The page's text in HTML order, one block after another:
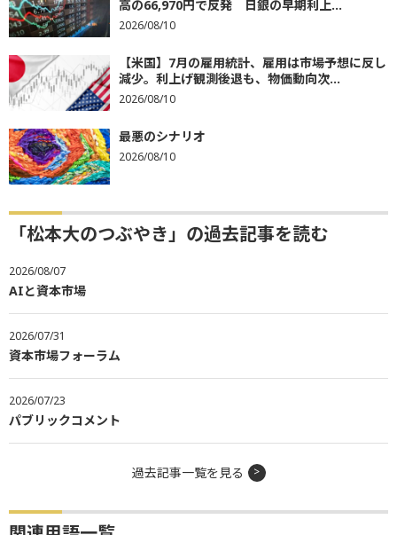
高の66,970円で反発 日銀の早期利上...
2026/08/10
【米国】7月の雇用統計、雇用は市場予想に反し
減少。利上げ観測後退も、物価動向次...
2026/08/10
最悪のシナリオ
2026/08/10
「松本大のつぶやき」の過去記事を読む
2026/08/07
AIと資本市場
2026/07/31
資本市場フォーラム
2026/07/23
パブリックコメント
過去記事一覧を見る